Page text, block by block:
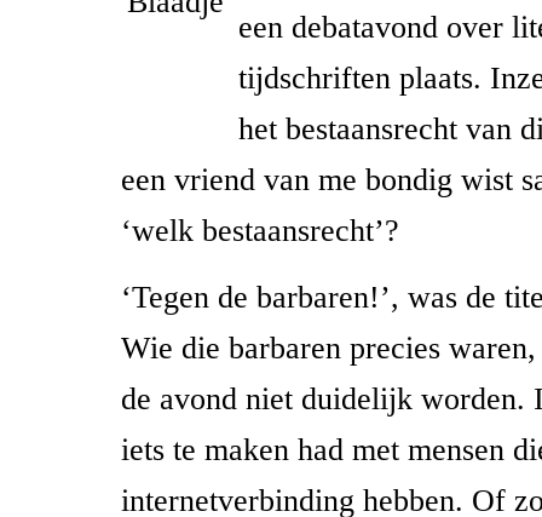
een debatavond over
tijdschriften plaats.
het bestaansrecht van
een vriend van me bondig wist
‘welk bestaansrecht’?
‘Tegen de barbaren!’, was de
Wie die barbaren precies
de avond niet duidelijk worden.
iets te maken had met mensen
internetverbinding hebben. Of